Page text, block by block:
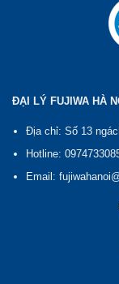
ĐẠI LÝ FUJIWA HÀ
Địa chỉ: Số 13
Hotline:
Email: